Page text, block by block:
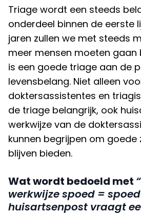
Triage wordt een steeds
onderdeel binnen de eerste
jaren zullen we met steeds
meer mensen moeten gaan
is een goede triage aan de
levensbelang. Niet alleen
doktersassistentes en
de triage belangrijk, ook
werkwijze van de
kunnen begrijpen om goede
blijven bieden.
Wat wordt bedoeld met
werkwijze spoed =
huisartsenpost vraagt